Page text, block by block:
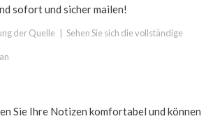
sofort und sicher mailen!
der Quelle Sehen Sie sich die vollständige
Sie Ihre Notizen komfortabel und können